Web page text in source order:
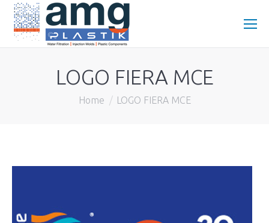
LOGO FIERA MCE
Home LOGO FIERA MCE